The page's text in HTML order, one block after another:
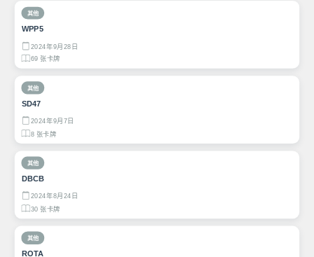
其他
WPP5
2024年9月28日
69 张卡牌
其他
SD47
2024年9月7日
8 张卡牌
其他
DBCB
2024年8月24日
30 张卡牌
其他
ROTA